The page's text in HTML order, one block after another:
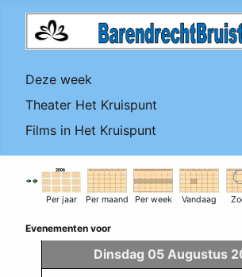
Deze week
Theater Het Kruispunt
Films in Het Kruispunt
Per jaar Per maand Per week Vandaag
Evenementen voor
Dinsdag 05 Augustus